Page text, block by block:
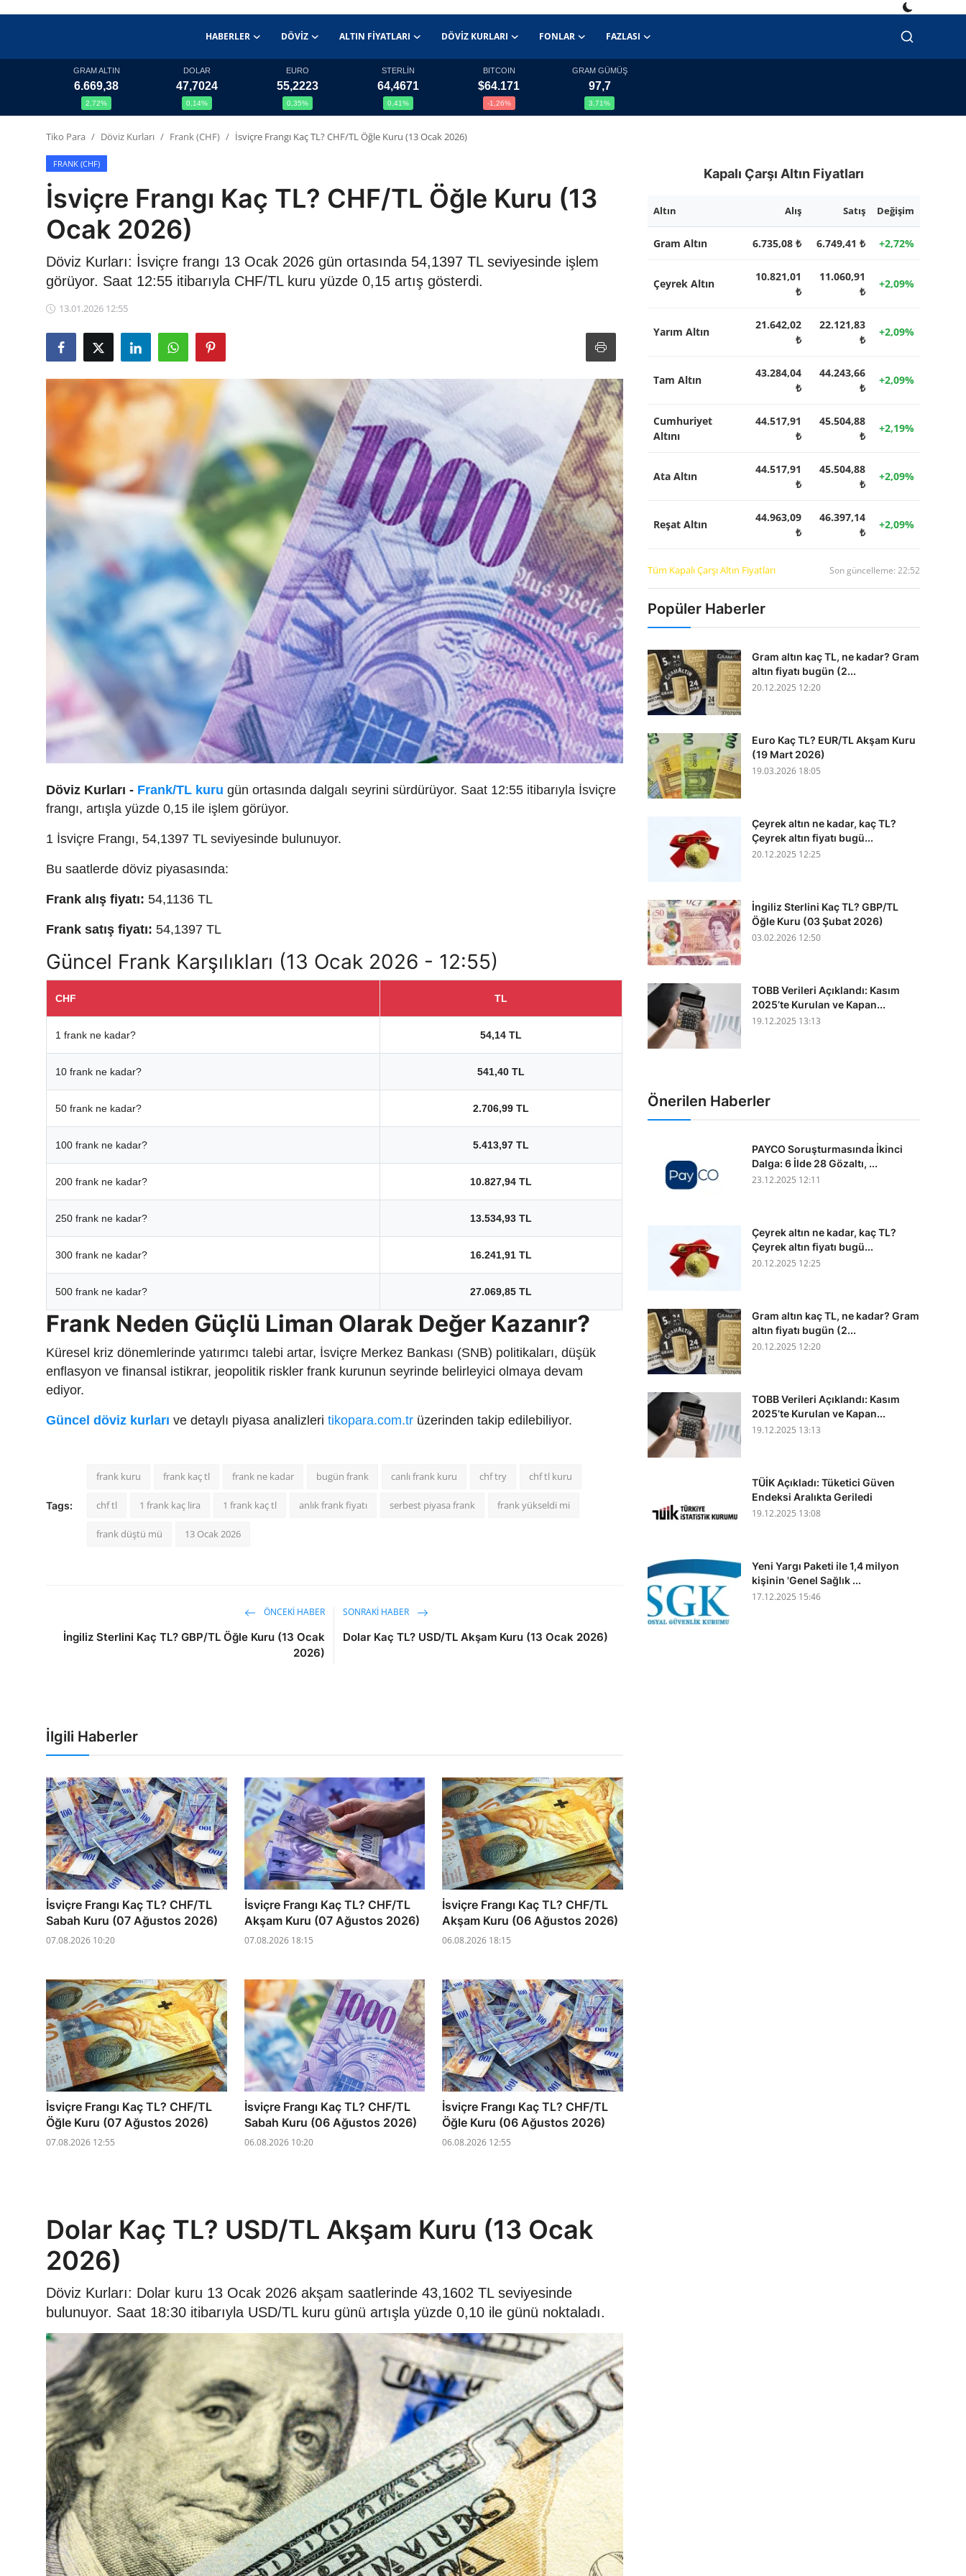
HABERLER DÖVIZ ALTIN FIYATLARI DÖVIZ KURLARI FONLAR FAZLASI
Altın Fiyatları
Döviz Kurları
Kripto Paralar
Çeviriciler
TCMB Kurları
GRAM ALTIN
6.669,38
2,72%
DOLAR
47,7024
0,14%
EURO
55,2223
0,35%
STERLİN
64,4671
0,41%
BITCOIN
$64.171
-1,26%
GRAM GÜMÜŞ
97,7
3,71%
Tiko Para Döviz Kurları Frank (CHF) İsviçre Frangı Kaç TL? CHF/TL Öğle Kuru (13 Ocak 2026)
FRANK (CHF)
İsviçre Frangı Kaç TL? CHF/TL Öğle Kuru (13
Ocak 2026)
Döviz Kurları: İsviçre frangı 13 Ocak 2026 gün ortasında 54,1397 TL seviyesinde işlem
görüyor. Saat 12:55 itibarıyla CHF/TL kuru yüzde 0,15 artış gösterdi.
13.01.2026 12:55
Döviz Kurları - Frank/TL kuru gün ortasında dalgalı seyrini sürdürüyor. Saat 12:55 itibarıyla İsviçre
frangı, artışla yüzde 0,15 ile işlem görüyor.
1 İsviçre Frangı, 54,1397 TL seviyesinde bulunuyor.
Bu saatlerde döviz piyasasında:
Frank alış fiyatı: 54,1136 TL
Frank satış fiyatı: 54,1397 TL
Güncel Frank Karşılıkları (13 Ocak 2026 - 12:55)
CHF TL
1 frank ne kadar? 54,14 TL
10 frank ne kadar? 541,40 TL
50 frank ne kadar? 2.706,99 TL
100 frank ne kadar? 5.413,97 TL
200 frank ne kadar? 10.827,94 TL
250 frank ne kadar? 13.534,93 TL
300 frank ne kadar? 16.241,91 TL
500 frank ne kadar? 27.069,85 TL
Frank Neden Güçlü Liman Olarak Değer Kazanır?
Küresel kriz dönemlerinde yatırımcı talebi artar, İsviçre Merkez Bankası (SNB) politikaları, düşük
enflasyon ve finansal istikrar, jeopolitik riskler frank kurunun seyrinde belirleyici olmaya devam
ediyor.
Güncel döviz kurları ve detaylı piyasa analizleri tikopara.com.tr üzerinden takip edilebiliyor.
Tags:
frank kuru frank kaç tl frank ne kadar bugün frank canlı frank kuru chf try chf tl kuru
chf tl 1 frank kaç lira 1 frank kaç tl anlık frank fiyatı serbest piyasa frank frank yükseldi mi
frank düştü mü 13 Ocak 2026
ÖNCEKI HABER
İngiliz Sterlini Kaç TL? GBP/TL Öğle Kuru (13 Ocak
2026)
SONRAKI HABER
Dolar Kaç TL? USD/TL Akşam Kuru (13 Ocak 2026)
İlgili Haberler
İsviçre Frangı Kaç TL? CHF/TL
Sabah Kuru (07 Ağustos 2026)
07.08.2026 10:20
İsviçre Frangı Kaç TL? CHF/TL
Akşam Kuru (07 Ağustos 2026)
07.08.2026 18:15
İsviçre Frangı Kaç TL? CHF/TL
Akşam Kuru (06 Ağustos 2026)
06.08.2026 18:15
İsviçre Frangı Kaç TL? CHF/TL
Öğle Kuru (07 Ağustos 2026)
07.08.2026 12:55
İsviçre Frangı Kaç TL? CHF/TL
Sabah Kuru (06 Ağustos 2026)
06.08.2026 10:20
İsviçre Frangı Kaç TL? CHF/TL
Öğle Kuru (06 Ağustos 2026)
06.08.2026 12:55
Dolar Kaç TL? USD/TL Akşam Kuru (13 Ocak
2026)
Döviz Kurları: Dolar kuru 13 Ocak 2026 akşam saatlerinde 43,1602 TL seviyesinde
bulunuyor. Saat 18:30 itibarıyla USD/TL kuru günü artışla yüzde 0,10 ile günü noktaladı.
Kapalı Çarşı Altın Fiyatları
Altın Alış Satış Değişim
Gram Altın 6.735,08 ₺ 6.749,41 ₺ +2,72%
Çeyrek Altın
10.821,01
₺
11.060,91
₺
+2,09%
Yarım Altın
21.642,02
₺
22.121,83
₺
+2,09%
Tam Altın
43.284,04
₺
44.243,66
₺
+2,09%
Cumhuriyet
Altını
44.517,91
₺
45.504,88
₺
+2,19%
Ata Altın
44.517,91
₺
45.504,88
₺
+2,09%
Reşat Altın
44.963,09
₺
46.397,14
₺
+2,09%
Tüm Kapalı Çarşı Altın Fiyatları Son güncelleme: 22:52
Popüler Haberler
Gram altın kaç TL, ne kadar? Gram
altın fiyatı bugün (2...
20.12.2025 12:20
Euro Kaç TL? EUR/TL Akşam Kuru
(19 Mart 2026)
19.03.2026 18:05
Çeyrek altın ne kadar, kaç TL?
Çeyrek altın fiyatı bugü...
20.12.2025 12:25
İngiliz Sterlini Kaç TL? GBP/TL
Öğle Kuru (03 Şubat 2026)
03.02.2026 12:50
TOBB Verileri Açıklandı: Kasım
2025’te Kurulan ve Kapan...
19.12.2025 13:13
Önerilen Haberler
PAYCO Soruşturmasında İkinci
Dalga: 6 İlde 28 Gözaltı, ...
23.12.2025 12:11
Çeyrek altın ne kadar, kaç TL?
Çeyrek altın fiyatı bugü...
20.12.2025 12:25
Gram altın kaç TL, ne kadar? Gram
altın fiyatı bugün (2...
20.12.2025 12:20
TOBB Verileri Açıklandı: Kasım
2025’te Kurulan ve Kapan...
19.12.2025 13:13
TÜİK Açıkladı: Tüketici Güven
Endeksi Aralıkta Geriledi
19.12.2025 13:08
Yeni Yargı Paketi ile 1,4 milyon
kişinin 'Genel Sağlık ...
17.12.2025 15:46